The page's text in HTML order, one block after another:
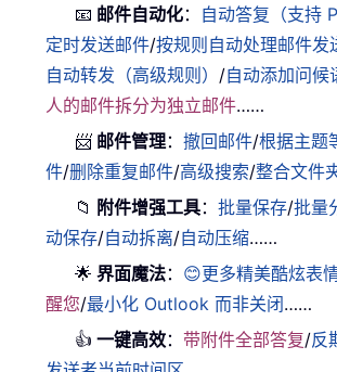
📧 邮件自动化： 自动答复（支持
定时发送邮件/按规则自动处理邮件发
自动转发（高级规则） /自动添加问候
人的邮件拆分为独立邮件……
📨 邮件管理：撤回邮件/根据主题
件/删除重复邮件/高级搜索/整合文件
📁 附件增强工具：批量保存/批量
动保存/自动拆离/自动压缩……
🌟 界面魔法： 😊更多精美酷炫表
醒您/最小化 Outlook 而非关闭……
👍 一键高效：带附件全部答复/反